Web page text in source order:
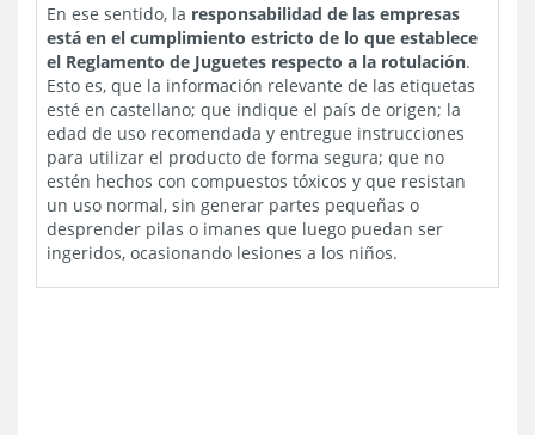
En ese sentido, la responsabilidad de las empresas
está en el cumplimiento estricto de lo que establece
el Reglamento de Juguetes respecto a la rotulación.
Esto es, que la información relevante de las etiquetas
esté en castellano; que indique el país de origen; la
edad de uso recomendada y entregue instrucciones
para utilizar el producto de forma segura; que no
estén hechos con compuestos tóxicos y que resistan
un uso normal, sin generar partes pequeñas o
desprender pilas o imanes que luego puedan ser
ingeridos, ocasionando lesiones a los niños.